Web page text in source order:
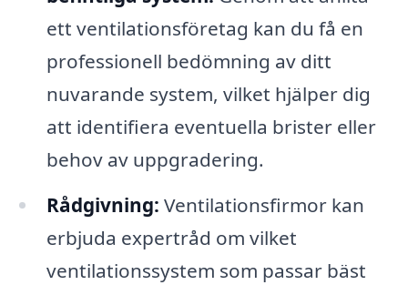
ett ventilationsföretag kan du få en
professionell bedömning av ditt
nuvarande system, vilket hjälper dig
att identifiera eventuella brister eller
behov av uppgradering.
Rådgivning: Ventilationsfirmor kan
erbjuda expertråd om vilket
ventilationssystem som passar bäst